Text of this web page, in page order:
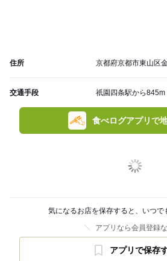
住所 京都府京都市東山区
交通手段 祇園四条駅から845m
食べログアプリで
気になるお店を保存すると、いつで
アプリなら会員登録
アプリで保存